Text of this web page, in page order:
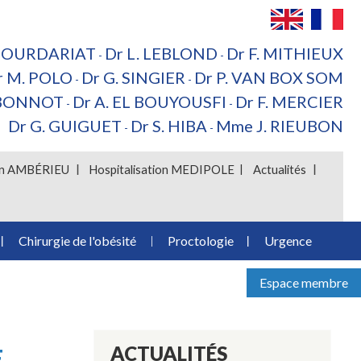
- Dr L. LEBLOND - Dr F. MITHIEUX
M. POLO - Dr G. SINGIER - Dr P. VAN BOX SOM
- Dr A. EL BOUYOUSFI - Dr F. MERCIER
Dr G. GUIGUET - Dr S. HIBA - Mme J. RIEUBON
AMBÉRIEU Hospitalisation MEDIPOLE Actualités
Chirurgie de l'obésité Proctologie Urgence
Espace membre
ACTUALITÉS